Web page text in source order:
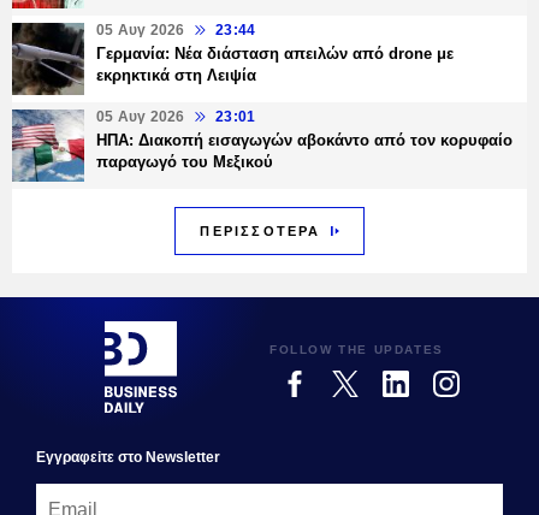
05 Αυγ 2026 23:44
Γερμανία: Νέα διάσταση απειλών από drone με
εκρηκτικά στη Λειψία
05 Αυγ 2026 23:01
ΗΠΑ: Διακοπή εισαγωγών αβοκάντο από τον κορυφαίο
παραγωγό του Μεξικού
ΠΕΡΙΣΣΟΤΕΡΑ
FOLLOW THE UPDATES
Εγγραφεiτε στο Newsletter